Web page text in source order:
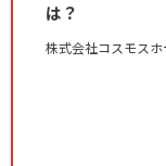
は？
株式会社コスモス